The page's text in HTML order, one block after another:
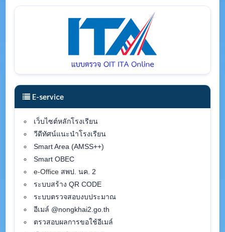
E-service
เว็บไซต์หลักโรงเรียน
วีดีทัศน์แนะนำโรงเรียน
Smart Area (AMSS++)
Smart OBEC
e-Office สพป. นค. 2
ระบบสร้าง QR CODE
ระบบตรวจสอบงบประมาณ
อีเมล์ @nongkhai2.go.th
ตรวสอบผลการขอใช้อีเมล์